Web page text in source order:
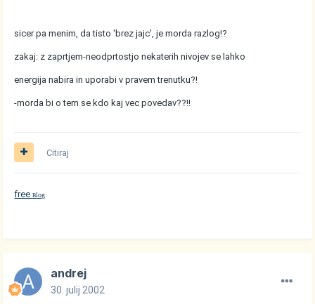
sicer pa menim, da tisto 'brez jajc', je morda razlog!?
zakaj: z zaprtjem-neodprtostjo nekaterih nivojev se lahko
energija nabira in uporabi v pravem trenutku?!
-morda bi o tem se kdo kaj vec povedav??!!
Citiraj
freeBlog
andrej
30. julij 2002